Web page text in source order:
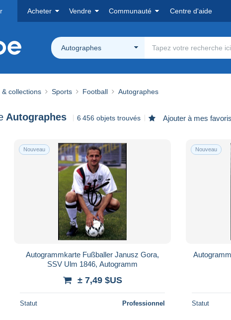
Acheter Vendre Communauté Centre d'aide
Autographes
collections Sports Football Autographes
Autographes 6 456 objets trouvés Ajouter à mes favoris
Nouveau
Autogrammkarte Fußballer Janusz Gora,
SSV Ulm 1846, Autogramm
± 7,49 $US
Statut Professionnel
Nouveau
Statut